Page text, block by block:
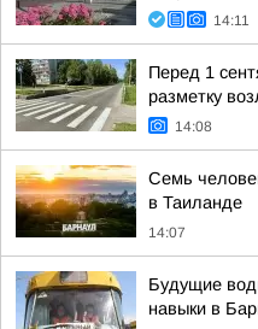
14:11
Перед 1
разметку
14:08
Семь
в Таиланде
14:07
Будущие
навыки в